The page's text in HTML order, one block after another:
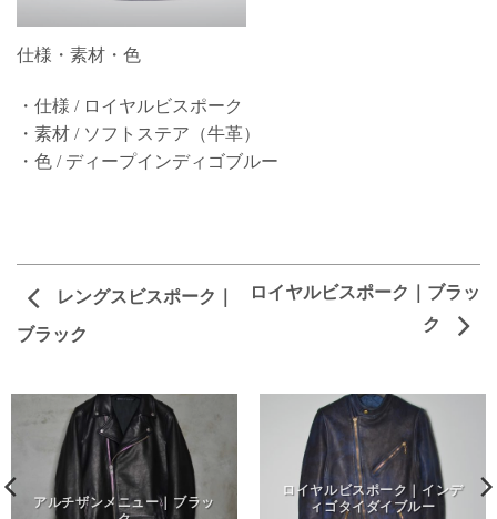
仕様・素材・色
・仕様 / ロイヤルビスポーク
・素材 / ソフトステア（牛革）
・色 / ディープインディゴブルー
レングスビスポーク｜
ブラック
ロイヤルビスポーク｜ブラッ
ク
アルチザンメニュー｜ブラッ
ロイヤルビスポーク｜インデ
ィゴタイダイブルー